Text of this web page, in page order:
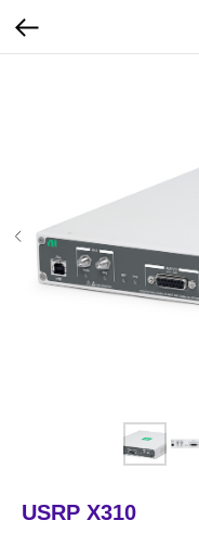
USRP X310